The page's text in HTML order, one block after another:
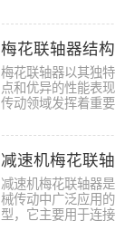
梅花联轴器结
梅花联轴器以其独
点和优异的性能表
传动领域发挥着重要
减速机梅花联
减速机梅花联轴器
械传动中广泛应用
型，它主要用于连接